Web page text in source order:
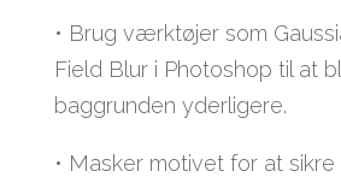
• Brug værktøjer som
Field Blur i Photoshop til at
baggrunden yderligere.
• Masker motivet for at sikre